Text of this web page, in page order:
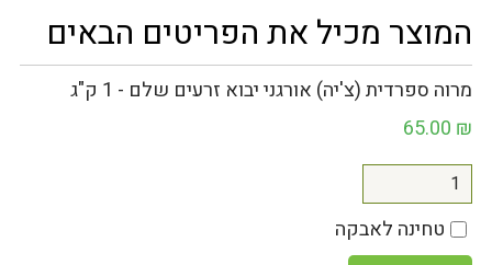
המוצר מכיל את הפריטים הבאים
מרוה ספרדית (צ'יה) אורגני יבוא זרעים שלם - 1 ק"ג
65.00 ₪
טחינה לאבקה